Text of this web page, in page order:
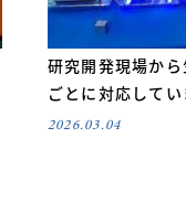
研究開発現場か
ごとに対応してい
2026.03.04